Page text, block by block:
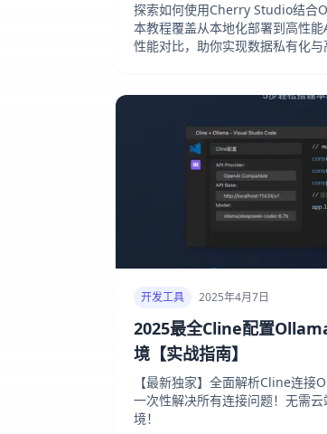
探索如何使用Cherry Studio结合
本教程覆盖从本地化部署到高性
性能对比，助你实现数据私有化与
开发工具 2025年4月7日
2025最全Cline配置
境【实战指南】
【最新独家】全面解析Cline连接
一次性解决所有连接问题！无需
境！